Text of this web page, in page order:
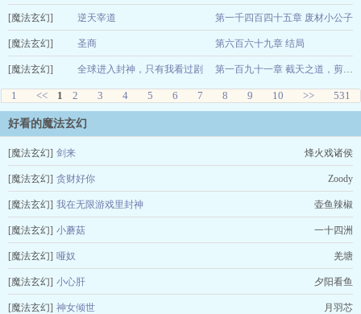
犬 五冠绝尘 2026-08-06
[魔法玄幻] 逆天宰道 第一千四百四十五章 废材小公子
三马主意
[魔法玄幻] 圣商 第六百六十九章 结局
虾米XL 2026-08-06
[魔法玄幻] 全球进入封神，只有我看过剧
本！
第一百九十一章 截天之道，剪碎因果！
一叶青槐 2026-08-06
1 << 1 2 3 4 5 6 7 8 9 10 >> 531
好看的魔法玄幻
[魔法玄幻] 剑来 烽火戏诸侯
[魔法玄幻] 贪财好你 Zoody
[魔法玄幻] 我在无限游戏里封神 壶鱼辣椒
[魔法玄幻] 小蘑菇 一十四洲
[魔法玄幻] 哑奴 羌塘
[魔法玄幻] 小心肝 夕阳看鱼
[魔法玄幻] 神女倾世 月羽芯